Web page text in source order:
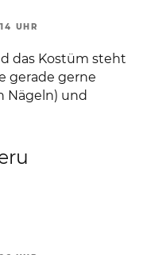
UHR
das Kostüm steht
gerade gerne
Nägeln) und